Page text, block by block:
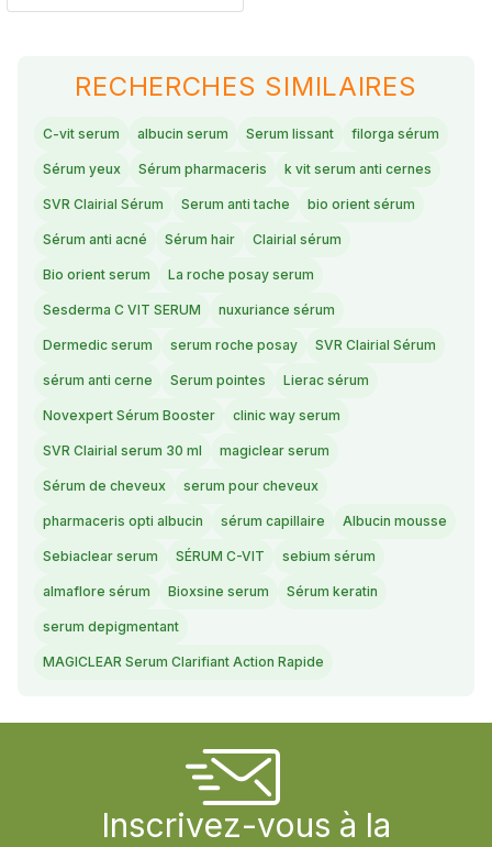
RECHERCHES SIMILAIRES
C-vit serum albucin serum Serum lissant filorga sérum
Sérum yeux Sérum pharmaceris k vit serum anti cernes
SVR Clairial Sérum Serum anti tache bio orient sérum
Sérum anti acné Sérum hair Clairial sérum
Bio orient serum La roche posay serum
Sesderma C VIT SERUM nuxuriance sérum
Dermedic serum serum roche posay SVR Clairial Sérum
sérum anti cerne Serum pointes Lierac sérum
Novexpert Sérum Booster clinic way serum
SVR Clairial serum 30 ml magiclear serum
Sérum de cheveux serum pour cheveux
pharmaceris opti albucin sérum capillaire Albucin mousse
Sebiaclear serum SÉRUM C-VIT sebium sérum
almaflore sérum Bioxsine serum Sérum keratin
serum depigmentant
MAGICLEAR Serum Clarifiant Action Rapide
Inscrivez-vous à la